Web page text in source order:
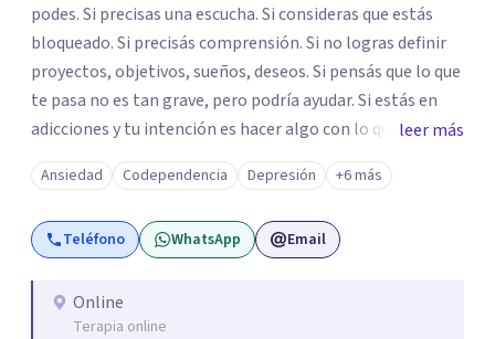
podes. Si precisas una escucha. Si consideras que estás
bloqueado. Si precisás comprensión. Si no logras definir
proyectos, objetivos, sueños, deseos. Si pensás que lo que
te pasa no es tan grave, pero podría ayudar. Si estás en
adicciones y tu intención es hacer algo con lo que te está
pasando. No dudes en comunicarte a fin de comenzar a
resolver la situación que está generando esa angustia.
leer más
Ansiedad Codependencia Depresión +6 más
Teléfono WhatsApp Email
Online
Terapia online